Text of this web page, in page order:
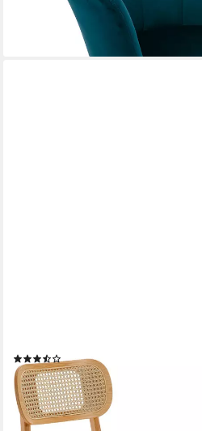
lieferbar - in 3-4 Werktagen bei dir
(9)
ab 132,99 € UVP185,99 €
-28%
lieferbar - in 3-4 Werktagen bei dir